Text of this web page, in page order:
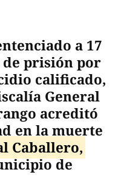
a 17
de prisión por
calificado,
General
acreditó
en la muerte
Caballero,
de